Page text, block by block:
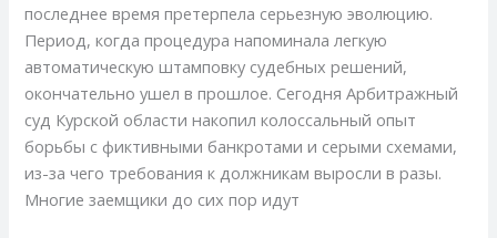
последнее время претерпела серьезную эволюцию.
Период, когда процедура напоминала легкую
автоматическую штамповку судебных решений,
окончательно ушел в прошлое. Сегодня Арбитражный
суд Курской области накопил колоссальный опыт
борьбы с фиктивными банкротами и серыми схемами,
из-за чего требования к должникам выросли в разы.
Многие заемщики до сих пор идут
почему
долги
списывают
далеко
не
в
100%
объеме